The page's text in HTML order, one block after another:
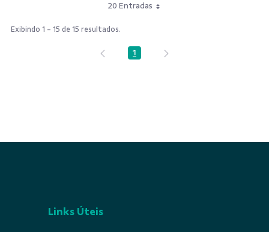
20 Entradas
Exibindo 1 - 15 de 15 resultados.
Página
1
Links Úteis